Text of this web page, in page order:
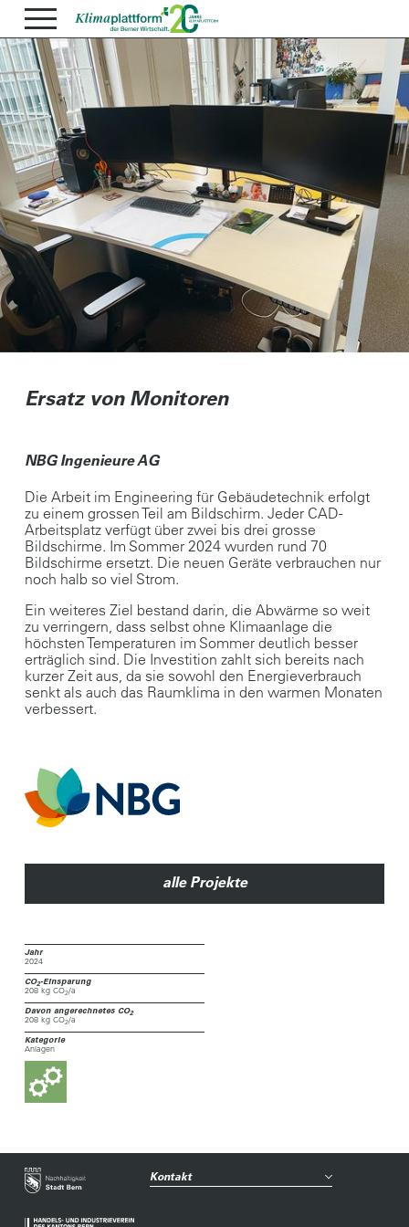
Ersatz von Monitoren
NBG Ingenieure AG
Jahr
2024
CO2-Einsparung
208 kg CO2/a
Davon angerechnetes CO2
208 kg CO2/a
Kategorie
Anlagen
Die Arbeit im Engineering für Gebäudetechnik erfolgt
zu einem grossen Teil am Bildschirm. Jeder CAD-
Arbeitsplatz verfügt über zwei bis drei grosse
Bildschirme. Im Sommer 2024 wurden rund 70
Bildschirme ersetzt. Die neuen Geräte verbrauchen nur
noch halb so viel Strom.
Ein weiteres Ziel bestand darin, die Abwärme so weit
zu verringern, dass selbst ohne Klimaanlage die
höchsten Temperaturen im Sommer deutlich besser
erträglich sind. Die Investition zahlt sich bereits nach
kurzer Zeit aus, da sie sowohl den Energieverbrauch
senkt als auch das Raumklima in den warmen Monaten
verbessert.
alle Projekte
Kontakt